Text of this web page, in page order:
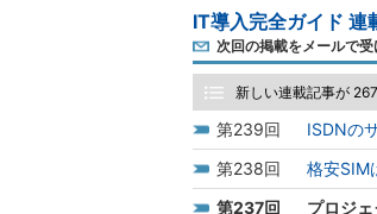
IT導入完全ガイド 連
次回の掲載をメールで受
新しい連載記事が
239
ISDNの
238
格安SIM
237
プロジ